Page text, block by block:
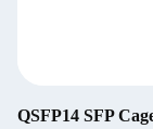
QSFP14 SFP